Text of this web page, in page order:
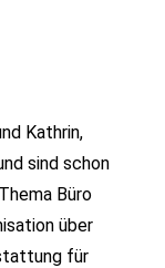
Kathrin,
sind schon
Büro
über
für